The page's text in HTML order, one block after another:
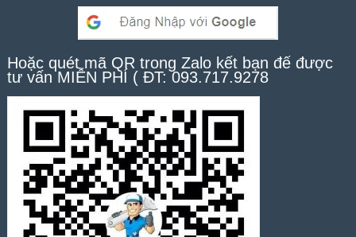
Hoặc quét mã QR trong Zalo kết bạn để được
tư vấn MIỄN PHÍ ( ĐT: 093.717.9278